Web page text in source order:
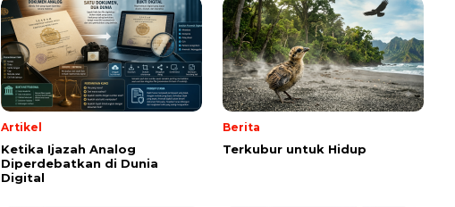
Artikel
Ketika Ijazah Analog
Diperdebatkan di Dunia
Digital
Berita
Terkubur untuk Hidup